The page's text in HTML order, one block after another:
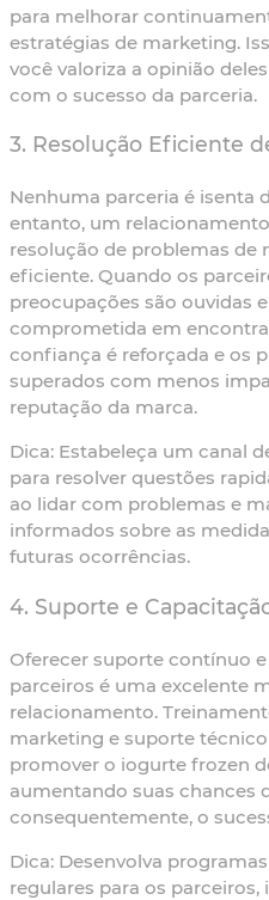
para melhorar
estratégias de marketing.
você valoriza a opinião
com o sucesso da parceria.
3. Resolução Eficiente
Nenhuma parceria é isenta
entanto, um
resolução de problemas de
eficiente. Quando os
preocupações são ouvidas
comprometida em
confiança é reforçada e os
superados com menos
reputação da marca.
Dica: Estabeleça um canal
para resolver questões
ao lidar com problemas e
informados sobre as
futuras ocorrências.
4. Suporte e
Oferecer suporte contínuo
parceiros é uma excelente
relacionamento.
marketing e suporte
promover o iogurte frozen
aumentando suas chances
consequentemente, o
Dica: Desenvolva
regulares para os